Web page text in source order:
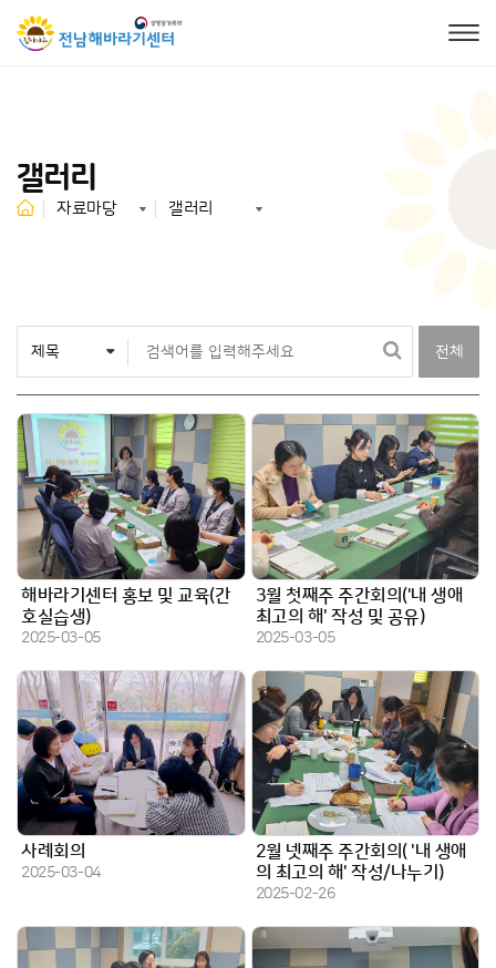
갤러리
자료마당 갤러리
전체
해바라기센터 홍보 및 교육(간
호실습생)
작성일
2025-03-05
3월 첫째주 주간회의('내 생애
최고의 해' 작성 및 공유)
작성일
2025-03-05
사례회의
작성일
2025-03-04
2월 넷째주 주간회의( '내 생애
의 최고의 해' 작성/나누기)
작성일
2025-02-26